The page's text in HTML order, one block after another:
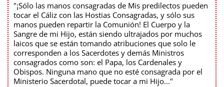
"¡Sólo las manos consagradas de Mis predilectos pueden
tocar el Cáliz con las Hostias Consagradas, y sólo sus
manos pueden repartir la Comunión! El Cuerpo y la
Sangre de mi Hijo, están siendo ultrajados por muchos
laicos que se están tomando atribuciones que solo le
corresponden a los Sacerdotes y demás Ministros
consagrados como son: el Papa, los Cardenales y
Obispos. Ninguna mano que no esté consagrada por el
Ministerio Sacerdotal, puede tocar a mi Hijo..."